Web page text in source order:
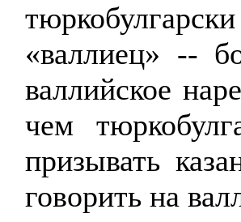
тюркобулгарски
«валлиец» --
валлийское
чем
призывать
говорить на